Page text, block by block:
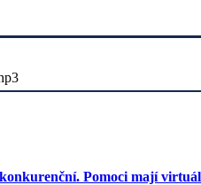
Pomoci mají